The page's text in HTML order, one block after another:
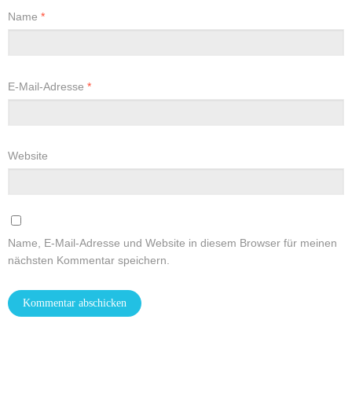
Name *
E-Mail-Adresse *
Website
Name, E-Mail-Adresse und Website in diesem Browser für meinen
nächsten Kommentar speichern.